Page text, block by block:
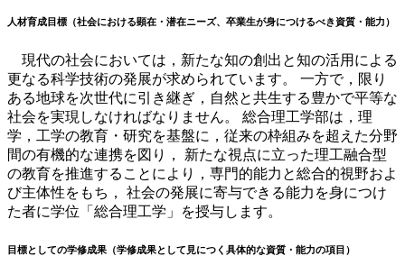
人材育成目標（社会における顕在・潜在ニーズ、卒業生が身につけるべき資質・能力）
現代の社会においては，新たな知の創出と知の活用による
更なる科学技術の発展が求められています。 一方で，限り
ある地球を次世代に引き継ぎ，自然と共生する豊かで平等な
社会を実現しなければなりません。 総合理工学部は，理
学，工学の教育・研究を基盤に，従来の枠組みを超えた分野
間の有機的な連携を図り， 新たな視点に立った理工融合型
の教育を推進することにより，専門的能力と総合的視野およ
び主体性をもち， 社会の発展に寄与できる能力を身につけ
た者に学位「総合理工学」を授与します。
目標としての学修成果（学修成果として見につく具体的な資質・能力の項目）